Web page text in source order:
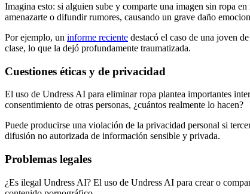
Imagina esto: si alguien sube y comparte una imagen sin ropa
amenazarte o difundir rumores, causando un grave daño
Por ejemplo, un informe reciente destacó el caso de una joven
clase, lo que la dejó profundamente traumatizada.
Cuestiones éticas y de privacidad
El uso de Undress AI para eliminar ropa plantea importantes
consentimiento de otras personas, ¿cuántos realmente lo hacen?
Puede producirse una violación de la privacidad personal si
difusión no autorizada de información sensible y privada.
Problemas legales
¿Es ilegal Undress AI? El uso de Undress AI para crear o